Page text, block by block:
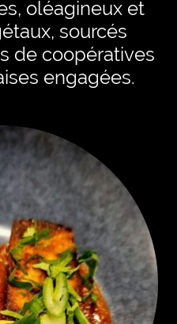
oléagineux et
sourcés
de coopératives
engagées.